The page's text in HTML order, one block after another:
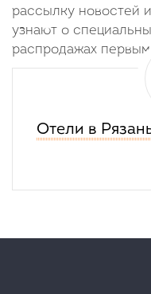
рассылку новостей
узнают о
распродажах
Отели в